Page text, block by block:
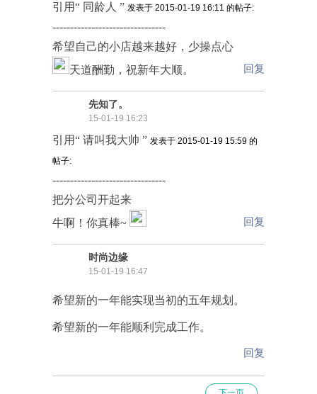
引用“ 同龄人 ” 发表于 2015-01-19 16:11 的帖子:
--------------------------------
希望自己的小店越来越好，少操点心
天道酬勤，祝新年大顺。
回复
先知了。
15-01-19 16:23
引用“ 请叫我大帅 ” 发表于 2015-01-19 15:59 的
帖子:
--------------------------------
把分公司开起来
牛啊！你真棒~
回复
时尚边缘
15-01-19 16:47
希望新的一年能实现当初的五年规划。
希望新的一年能顺利完成工作。
回复